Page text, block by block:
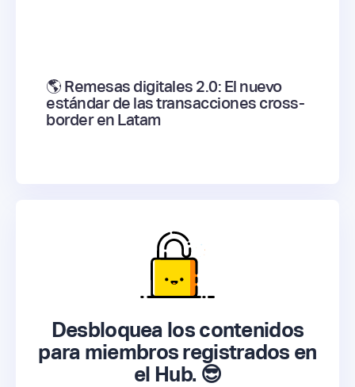
🌎 Remesas digitales 2.0: El nuevo
estándar de las transacciones cross-
border en Latam
Desbloquea los contenidos
para miembros registrados en
el Hub. 😎